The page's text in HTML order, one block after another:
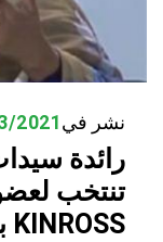
نشر في2021
رائدة
تنتخب
KINROSS بموريتانيا